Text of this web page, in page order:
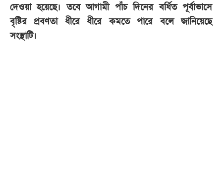
ছবি
দেওয়া হয়েছে। তবে আগামী পাঁচ দিনের বর্ধিত পূর্বাভাসে
বৃষ্টির প্রবণতা ধীরে ধীরে কমতে পারে বলে জানিয়েছে
সংস্থাটি।